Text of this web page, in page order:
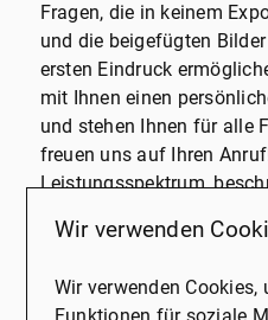
Fragen, die in keinem
und die beigefügten
ersten Eindruck
mit Ihnen einen
und stehen Ihnen für alle
freuen uns auf Ihren
Leistungsspektrum,
zusätzlich die Bereiche
bestem Wissen,
Wir verwenden
Wir verwenden